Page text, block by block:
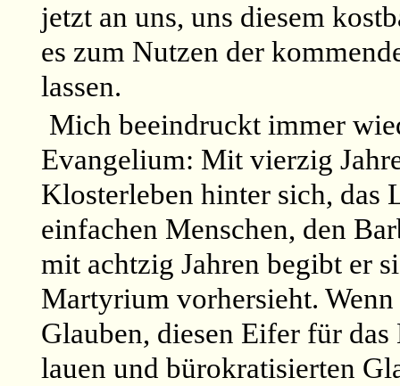
jetzt an uns, uns diesem
es zum Nutzen der
lassen.
Mich beeindruckt immer
Evangelium: Mit vierzig
Klosterleben hinter sich, das
einfachen Menschen, den
mit achtzig Jahren begibt er
Martyrium vorhersieht.
Glauben, diesen Eifer für
lauen und bürokratisierten